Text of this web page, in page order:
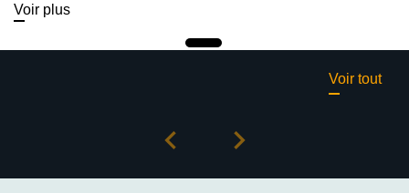
Voir plus
Voir tout
chevron_left Previous
chevron_right